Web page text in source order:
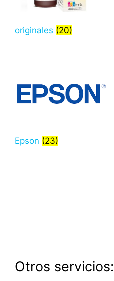
originales (20)
Epson (23)
Otros servicios: